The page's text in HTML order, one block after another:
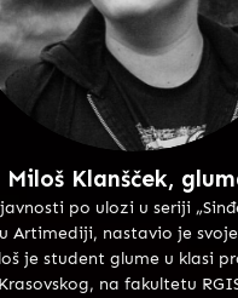
Miloš Klanšček,
po ulozi u seriji
Artimediji, nastavio je
je student glume u klasi
na fakultetu